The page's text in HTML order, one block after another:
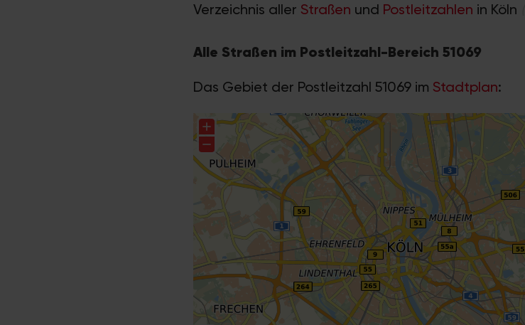
Verzeichnis aller Straßen und Postleitzahlen in Köln
Alle Straßen im Postleitzahl-Bereich 51069
Das Gebiet der Postleitzahl 51069 im Stadtplan: